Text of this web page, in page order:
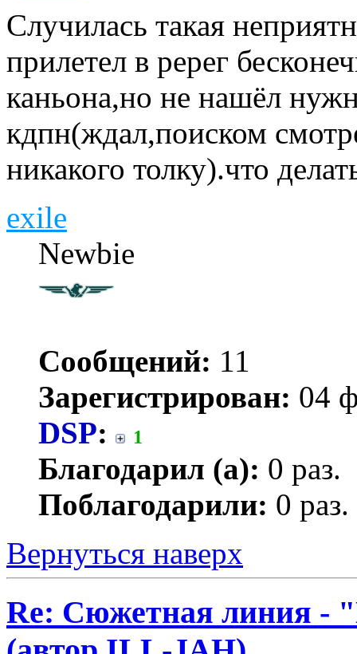
Случилась такая
прилетел в ререг
каньона,но не нашёл
кдпн(ждал,поиском
никакого толку).что
exile
Newbie
Сообщений: 11
Зарегистрирован: 04
DSP: 1
Благодарил (а): 0 раз.
Поблагодарили: 0 раз.
Вернуться наверх
Re: Сюжетная линия -